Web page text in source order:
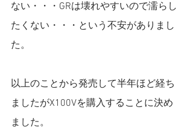
ない・・・GRは壊れやすいので濡らし
たくない・・・という不安がありまし
た。
以上のことから発売して半年ほど経ち
ましたがX100Vを購入することに決め
ました。